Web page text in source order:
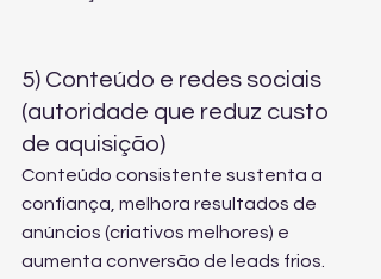
5) Conteúdo e redes sociais
(autoridade que reduz custo
de aquisição)
Conteúdo consistente sustenta a
confiança, melhora resultados de
anúncios (criativos melhores) e
aumenta conversão de leads frios.